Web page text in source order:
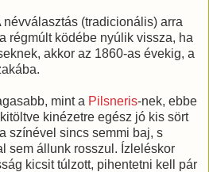
névválasztás (tradicionális) arra
régmúlt ködébe nyúlik vissza, ha
akkor az 1860-as évekig, a
mint a Pilsneris-nek, ebbe
kinézetre egész jó kis sört
színével sincs semmi baj, s
sem állunk rosszul. Ízleléskor
kicsit túlzott, pihentetni kell pár